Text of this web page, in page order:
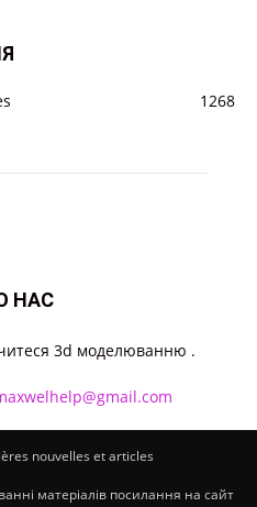
1268
НАС
3d моделюванню .
nouvelles et articles
матеріалів посилання на сайт